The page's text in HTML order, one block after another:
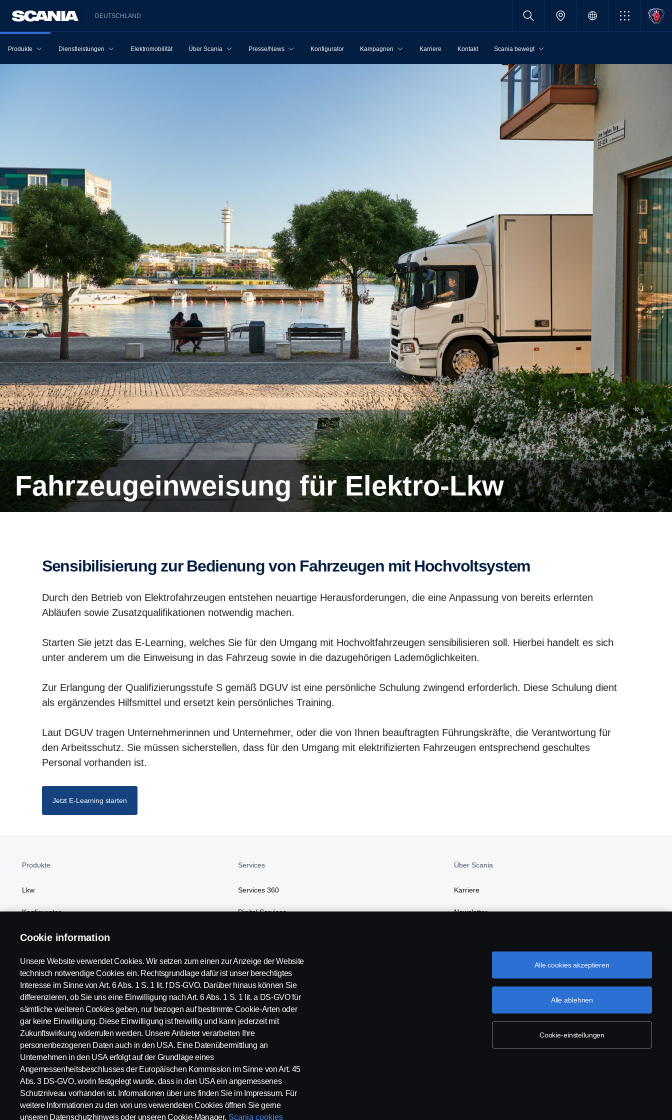
DEUTSCHLAND
Produkte Dienstleistungen Elektromobilität Über Scania Presse/News Konfigurator Kampagnen Karriere Kontakt Scania bewegt
Fahrzeug­ein­wei­sung für Elektro-​Lkw
Sensi­bi­li­sie­rung zur Bedie­nung von Fahrzeugen mit Hochvolt­system
Durch den Betrieb von Elektrofahrzeugen entstehen neuartige Herausforderungen, die eine Anpassung von bereits erlernten
Abläufen sowie Zusatzqualifikationen notwendig machen.
Starten Sie jetzt das E-Learning, welches Sie für den Umgang mit Hochvoltfahrzeugen sensibilisieren soll. Hierbei handelt es sich
unter anderem um die Einweisung in das Fahrzeug sowie in die dazugehörigen Lademöglichkeiten.
Zur Erlangung der Qualifizierungsstufe S gemäß DGUV ist eine persönliche Schulung zwingend erforderlich. Diese Schulung dient
als ergänzendes Hilfsmittel und ersetzt kein persönliches Training.
Laut DGUV tragen Unternehmerinnen und Unternehmer, oder die von Ihnen beauftragten Führungskräfte, die Verantwortung für
den Arbeitsschutz. Sie müssen sicherstellen, dass für den Umgang mit elektrifizierten Fahrzeugen entsprechend geschultes
Personal vorhanden ist.
Jetzt E-Learning starten
Produkte
Lkw
Konfigurator
Linien- und Reisebusse
Kundenvorteile
Services
Services 360
Digital Services
Über Scania
Karriere
Newsletter
Nachhaltigkeit bei Scania
Scania in Ihrer Region: Deutschland
Impressum Datenschutz Rechtliche Hinweise Cookies Whistleblowing Kontakt
Cookie information
Unsere Website verwendet Cookies. Wir setzen zum einen zur Anzeige der Website
technisch notwendige Cookies ein. Rechtsgrundlage dafür ist unser berechtigtes
Interesse im Sinne von Art. 6 Abs. 1 S. 1 lit. f DS-GVO. Darüber hinaus können Sie
differenzieren, ob Sie uns eine Einwilligung nach Art. 6 Abs. 1 S. 1 lit. a DS-GVO für
sämtliche weiteren Cookies geben, nur bezogen auf bestimmte Cookie-Arten oder
gar keine Einwilligung. Diese Einwilligung ist freiwillig und kann jederzeit mit
Zukunftswirkung widerrufen werden. Unsere Anbieter verarbeiten Ihre
personenbezogenen Daten auch in den USA. Eine Datenübermittlung an
Unternehmen in den USA erfolgt auf der Grundlage eines
Angemessenheitsbeschlusses der Europäischen Kommission im Sinne von Art. 45
Abs. 3 DS-GVO, worin festgelegt wurde, dass in den USA ein angemessenes
Schutzniveau vorhanden ist. Informationen über uns finden Sie im Impressum. Für
weitere Informationen zu den von uns verwendeten Cookies öffnen Sie gerne
unseren Datenschutzhinweis oder unseren Cookie-Manager. Scania cookies
Cookie-einstellungen
Alle ablehnen
Alle cookies akzeptieren